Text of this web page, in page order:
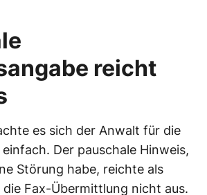
reicht
es sich der Anwalt für die
Der pauschale Hinweis,
Störung habe, reichte als
Fax-Übermittlung nicht aus.